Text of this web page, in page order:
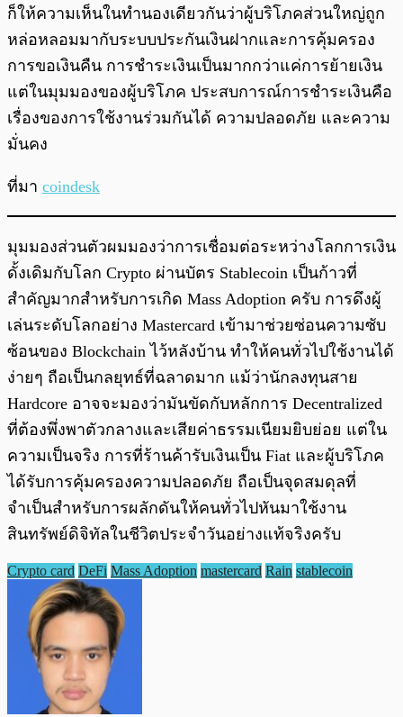
ก็ให้ความเห็นในทำนองเดียวกันว่าผู้บริโภคส่วนใหญ่ถูก
หล่อหลอมมากับระบบประกันเงินฝากและการคุ้มครอง
การขอเงินคืน การชำระเงินเป็นมากกว่าแค่การย้ายเงิน
แต่ในมุมมองของผู้บริโภค ประสบการณ์การชำระเงินคือ
เรื่องของการใช้งานร่วมกันได้ ความปลอดภัย และความ
มั่นคง
ที่มา coindesk
มุมมองส่วนตัวผมมองว่าการเชื่อมต่อระหว่างโลกการเงิน
ดั้งเดิมกับโลก Crypto ผ่านบัตร Stablecoin เป็นก้าวที่
สำคัญมากสำหรับการเกิด Mass Adoption ครับ การดึงผู้
เล่นระดับโลกอย่าง Mastercard เข้ามาช่วยซ่อนความซับ
ซ้อนของ Blockchain ไว้หลังบ้าน ทำให้คนทั่วไปใช้งานได้
ง่ายๆ ถือเป็นกลยุทธ์ที่ฉลาดมาก แม้ว่านักลงทุนสาย
Hardcore อาจจะมองว่ามันขัดกับหลักการ Decentralized
ที่ต้องพึ่งพาตัวกลางและเสียค่าธรรมเนียมยิบย่อย แต่ใน
ความเป็นจริง การที่ร้านค้ารับเงินเป็น Fiat และผู้บริโภค
ได้รับการคุ้มครองความปลอดภัย ถือเป็นจุดสมดุลที่
จำเป็นสำหรับการผลักดันให้คนทั่วไปหันมาใช้งาน
สินทรัพย์ดิจิทัลในชีวิตประจำวันอย่างแท้จริงครับ
Crypto card DeFi Mass Adoption mastercard Rain stablecoin